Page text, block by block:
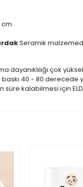
cm
Seramik
dayanıklılığı çok
40 - 80 derecede
süre kalabilmesi için